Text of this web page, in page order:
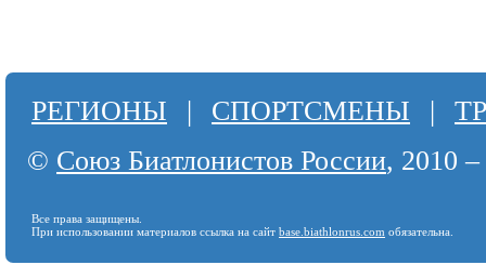
РЕГИОНЫ | СПОРТСМЕНЫ |
© Союз Биатлонистов России, 2010
Все права защищены.
При использовании материалов ссылка на сайт base.biathlonrus.com обязательна.